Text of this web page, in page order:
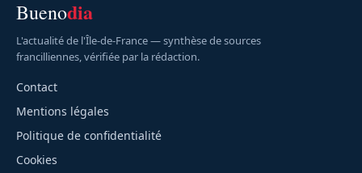
Buenodia
L'actualité de l'Île-de-France — synthèse de sources
francilliennes, vérifiée par la rédaction.
Contact
Mentions légales
Politique de confidentialité
Cookies